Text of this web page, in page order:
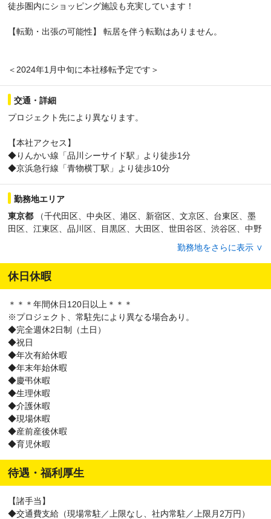
徒歩圏内にショッピング施設も充実しています！
【転勤・出張の可能性】 転居を伴う転勤はありません。
＜2024年1月中旬に本社移転予定です＞
交通・詳細
プロジェクト先により異なります。
【本社アクセス】
◆りんかい線「品川シーサイド駅」より徒歩1分
◆京浜急行線「青物横丁駅」より徒歩10分
勤務地エリア
東京都 （千代田区、中央区、港区、新宿区、文京区、台東区、墨
田区、江東区、品川区、目黒区、大田区、世田谷区、渋谷区、中野
区、杉並区、豊島区、北区、荒川区、板橋区、練馬区、足立区、葛
飾区、江戸川区、八王子市、立川市、武蔵野市、三鷹市、青梅市、
府中市、昭島市、調布市、町田市、小金井市、小平市、日野市、東
村山市、国分寺市、国立市、福生市、狛江市、東大和市、清瀬市、
東久留米市、武蔵村山市、多摩市、稲城市、羽村市、あきる野市、
西東京市、西多摩郡瑞穂町、西多摩郡日の出町、西多摩郡檜原村、
西多摩郡奥多摩町、大島町、利島村、新島村、神津島村、三宅島三
宅村、御蔵島村、八丈島八丈町、青ヶ島村、小笠原村）
勤務地をさらに表示 ∨
休日休暇
＊＊＊年間休日120日以上＊＊＊
※プロジェクト、常駐先により異なる場合あり。
◆完全週休2日制（土日）
◆祝日
◆年次有給休暇
◆年末年始休暇
◆慶弔休暇
◆生理休暇
◆介護休暇
◆現場休暇
◆産前産後休暇
◆育児休暇
待遇・福利厚生
【諸手当】
◆交通費支給（現場常駐／上限なし、社内常駐／上限月2万円）